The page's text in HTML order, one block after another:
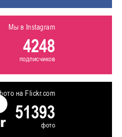
Мы в Instagram
4248
подписчиков
на Flickr.com
51393
фото